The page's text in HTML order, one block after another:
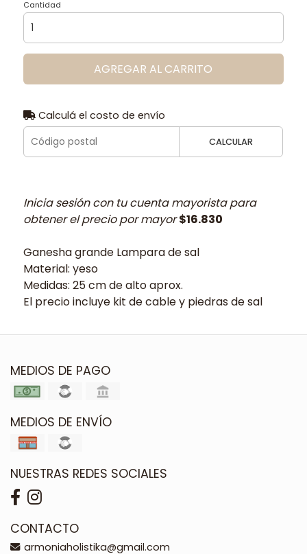
Cantidad
AGREGAR AL CARRITO
Calculá el costo de envío
CALCULAR
Inicia sesión con tu cuenta mayorista para
obtener el precio por mayor$16.830
Ganesha grande Lampara de sal
Material: yeso
Medidas: 25 cm de alto aprox.
El precio incluye kit de cable y piedras de sal
MEDIOS DE PAGO
MEDIOS DE ENVÍO
NUESTRAS REDES SOCIALES
CONTACTO
armoniaholistika@gmail.com